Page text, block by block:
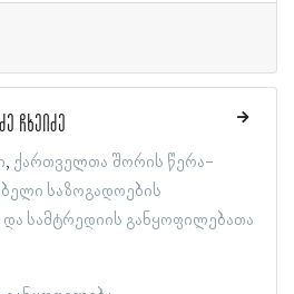
ჩხეიძე
ქართველთა შორის წერა-
საზოგადოების
სამტრედიის განყოფილებათა